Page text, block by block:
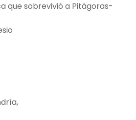
que sobrevivió a Pitágoras-